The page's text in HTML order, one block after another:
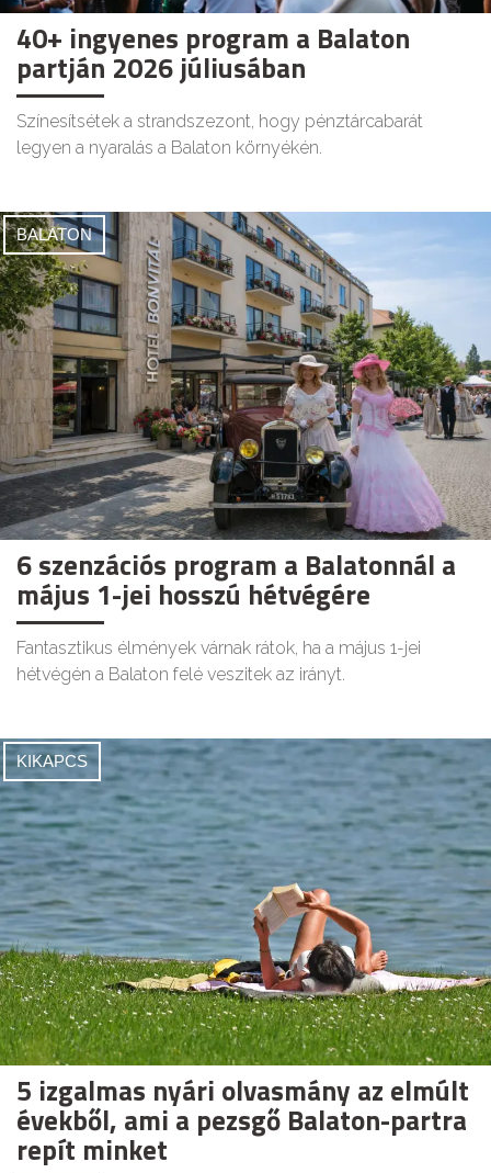
40+ ingyenes program a Balaton
partján 2026 júliusában
Színesítsétek a strandszezont, hogy pénztárcabarát
legyen a nyaralás a Balaton környékén.
BALATON
6 szenzációs program a Balatonnál a
május 1-jei hosszú hétvégére
Fantasztikus élmények várnak rátok, ha a május 1-jei
hétvégén a Balaton felé veszitek az irányt.
KIKAPCS
5 izgalmas nyári olvasmány az elmúlt
évekből, ami a pezsgő Balaton-partra
repít minket